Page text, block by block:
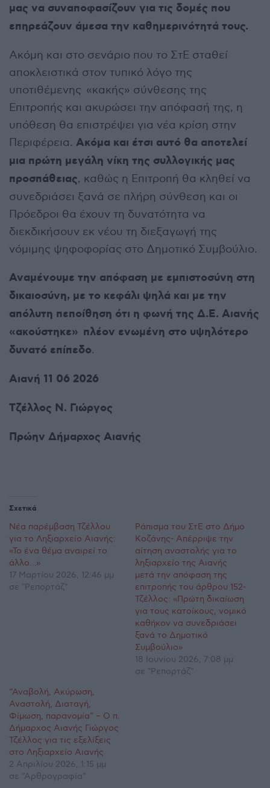
μας να συναποφασίζουν για τις δομές που
επηρεάζουν άμεσα την καθημερινότητά τους.
Ακόμη και στο σενάριο που το ΣτΕ σταθεί
αποκλειστικά στον τυπικό λόγο της
υποτιθέμενης «κακής» σύνθεσης της
Επιτροπής και ακυρώσει την απόφασή της, η
υπόθεση θα επιστρέψει για νέα κρίση στην
Περιφέρεια. Ακόμα και έτσι αυτό θα αποτελεί
μια πρώτη μεγάλη νίκη της συλλογικής μας
προσπάθειας, καθώς η Επιτροπή θα κληθεί να
συνεδριάσει ξανά σε πλήρη σύνθεση και οι
Πρόεδροι θα έχουν τη δυνατότητα να
διεκδικήσουν εκ νέου τη διεξαγωγή της
νόμιμης ψηφοφορίας στο Δημοτικό Συμβούλιο.
Αναμένουμε την απόφαση με εμπιστοσύνη στη
δικαιοσύνη, με το κεφάλι ψηλά και με την
απόλυτη πεποίθηση ότι η φωνή της Δ.Ε. Αιανής
«ακούστηκε» πλέον ενωμένη στο υψηλότερο
δυνατό επίπεδο.
Αιανή 11 06 2026
Τζέλλος Ν. Γιώργος
Πρώην Δήμαρχος Αιανής
Σχετικά
Νέα παρέμβαση Τζέλλου
για το Ληξιαρχείο Αιανής:
«Το ένα θέμα αναιρεί το
άλλο…»
17 Μαρτίου 2026, 12:46 μμ
σε "Ρεπορτάζ"
Ράπισμα του ΣτΕ στο Δήμο
Κοζάνης- Απέρριψε την
αίτηση αναστολής για το
ληξιαρχείο της Αιανής
μετά την απόφαση της
επιτροπής του άρθρου 152-
Τζέλλος: «Πρώτη δικαίωση
για τους κατοίκους, νομικό
καθήκον να συνεδριάσει
ξανά το Δημοτικό
Συμβούλιο»
18 Ιουνίου 2026, 7:08 μμ
σε "Ρεπορτάζ"
“Αναβολή, Ακύρωση,
Αναστολή, Διαταγή,
Φίμωση, παρανομία” – Ο π.
Δήμαρχος Αιανής Γιώργος
Τζέλλος για τις εξελίξεις
στο Ληξιαρχείο Αιανής
2 Απριλίου 2026, 1:15 μμ
σε "Αρθρογραφία"